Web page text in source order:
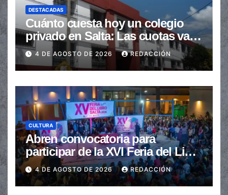
DESTACADAS
Cuánto cuesta hoy un colegio
privado en Salta: Las cuotas van
de $110.000 a más de $600.000
4 DE AGOSTO DE 2026 REDACCIÓN
CULTURA
Abren convocatoria para
participar de la XVI Feria del Libro
de Salta
4 DE AGOSTO DE 2026 REDACCIÓN